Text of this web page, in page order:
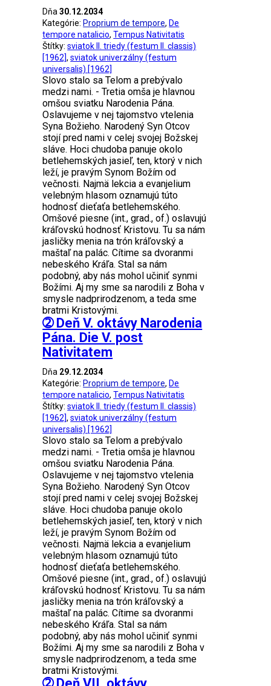
Dňa30.12.2034
Kategórie: Proprium de tempore, De
tempore natalicio,Tempus Nativitatis
Štítky:sviatok II. triedy (festum II. classis)
[1962],sviatok univerzálny (festum
universalis) [1962]
Slovo stalo sa Telom a prebývalo
medzi nami. - Tretia omša je hlavnou
omšou sviatku Narodenia Pána.
Oslavujeme v nej tajomstvo vtelenia
Syna Božieho. Narodený Syn Otcov
stojí pred nami v celej svojej Božskej
sláve. Hoci chudoba panuje okolo
betlehemských jasieľ, ten, ktorý v nich
leží, je pravým Synom Božím od
večnosti. Najmä lekcia a evanjelium
velebným hlasom oznamujú túto
hodnosť dieťaťa betlehemského.
Omšové piesne (int., grad., of.) oslavujú
kráľovskú hodnosť Kristovu. Tu sa nám
jasličky menia na trón kráľovský a
maštaľ na palác. Cítime sa dvoranmi
nebeského Kráľa. Stal sa nám
podobný, aby nás mohol učiniť synmi
Božími. Aj my sme sa narodili z Boha v
smysle nadprirodzenom, a teda sme
bratmi Kristovými.
➁ Deň V. oktávy Narodenia
Pána. Die V. post
Nativitatem
Dňa 29.12.2034
Kategórie: Proprium de tempore, De
tempore natalicio,Tempus Nativitatis
Štítky:sviatok II. triedy (festum II. classis)
[1962],sviatok univerzálny (festum
universalis) [1962]
Slovo stalo sa Telom a prebývalo
medzi nami. - Tretia omša je hlavnou
omšou sviatku Narodenia Pána.
Oslavujeme v nej tajomstvo vtelenia
Syna Božieho. Narodený Syn Otcov
stojí pred nami v celej svojej Božskej
sláve. Hoci chudoba panuje okolo
betlehemských jasieľ, ten, ktorý v nich
leží, je pravým Synom Božím od
večnosti. Najmä lekcia a evanjelium
velebným hlasom oznamujú túto
hodnosť dieťaťa betlehemského.
Omšové piesne (int., grad., of.) oslavujú
kráľovskú hodnosť Kristovu. Tu sa nám
jasličky menia na trón kráľovský a
maštaľ na palác. Cítime sa dvoranmi
nebeského Kráľa. Stal sa nám
podobný, aby nás mohol učiniť synmi
Božími. Aj my sme sa narodili z Boha v
smysle nadprirodzenom, a teda sme
bratmi Kristovými.